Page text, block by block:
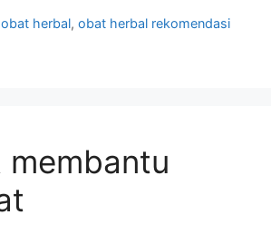
obat herbal,obat herbal rekomendasi
membantu